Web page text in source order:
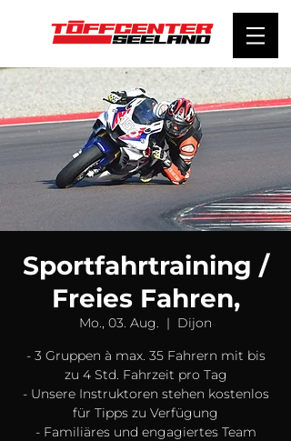
Sportfahrtraining /
Freies Fahren,
Mo., 03. Aug.
  |
Dijon
- 3 Gruppen à max. 35 Fahrern mit bis
zu 4 Std. Fahrzeit pro Tag
- Unsere Instruktoren stehen kostenlos
für Tipps zu Verfügung
- Familiäres und engagiertes Team